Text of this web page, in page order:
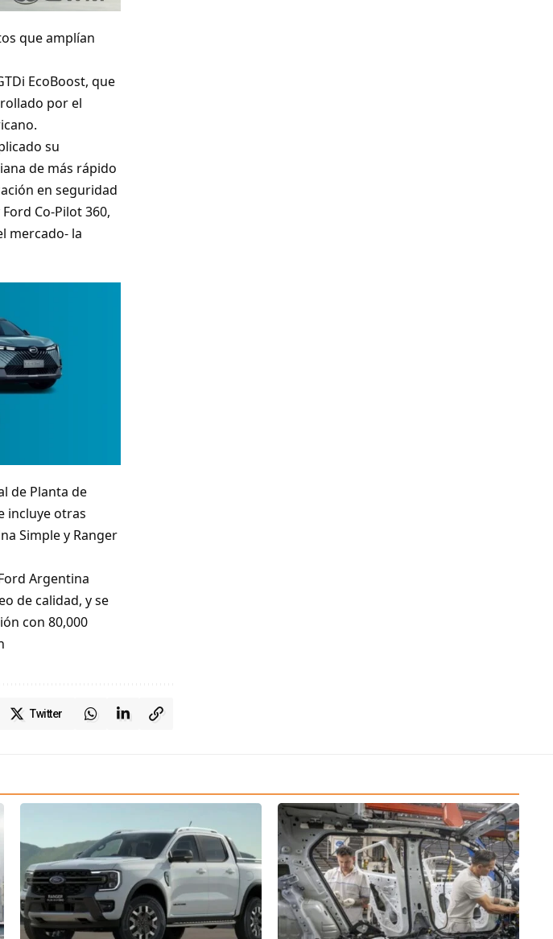
que amplían
EcoBoost, que
por el
su
de más rápido
en seguridad
Co-Pilot 360,
mercado- la
de Planta de
incluye otras
Simple y Ranger
Argentina
de calidad, y se
con 80,000
Twitter